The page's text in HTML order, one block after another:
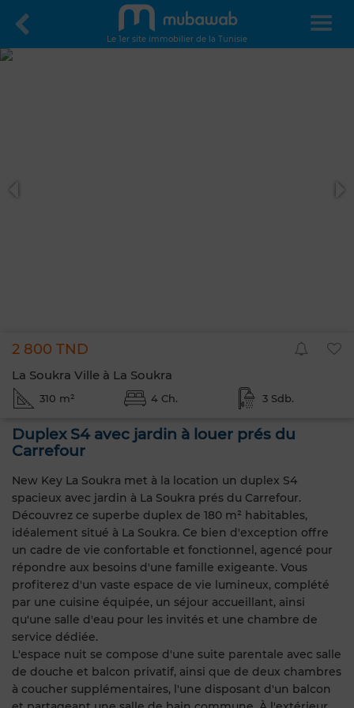
Le 1er site immobilier de la Tunisie
2 800 TND
La Soukra Ville à La Soukra
310 m² 4 Ch. 3 Sdb.
Duplex S4 avec jardin à louer prés du
Carrefour
New Key La Soukra met à la location un duplex S4
spacieux avec jardin à La Soukra prés du Carrefour.
Découvrez ce superbe duplex de 180 m² habitables,
idéalement situé à La Soukra. Ce bien d'exception offre
un cadre de vie confortable et fonctionnel, agencé pour
répondre aux besoins d'une famille exigeante. Vous
profiterez d'un vaste espace de vie lumineux, complété
par une cuisine équipée, un séjour accueillant, ainsi
qu'une salle d'eau pour les invités et une chambre de
service dédiée.
L'espace nuit se compose d'une suite parentale avec salle
de douche et balcon privatif, ainsi que de deux chambres
à coucher supplémentaires, l'une disposant d'un balcon